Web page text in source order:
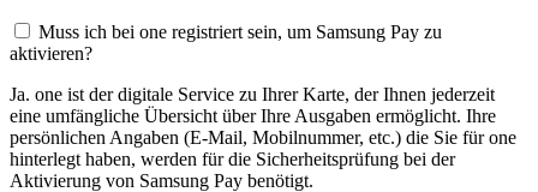
Muss ich bei one registriert sein, um Samsung Pay zu
aktivieren?
Ja. one ist der digitale Service zu Ihrer Karte, der Ihnen jederzeit
eine umfängliche Übersicht über Ihre Ausgaben ermöglicht. Ihre
persönlichen Angaben (E-Mail, Mobilnummer, etc.) die Sie für one
hinterlegt haben, werden für die Sicherheitsprüfung bei der
Aktivierung von Samsung Pay benötigt.